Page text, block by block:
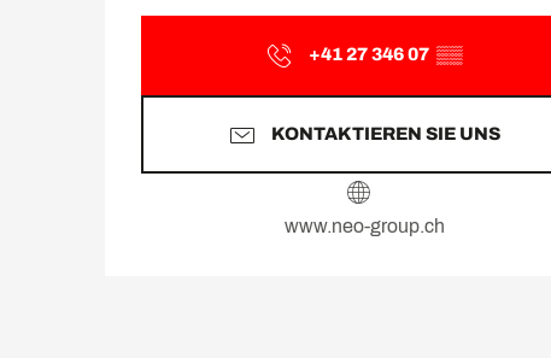
+41 27 346 07 ▒▒
KONTAKTIEREN SIE UNS
www.neo-group.ch